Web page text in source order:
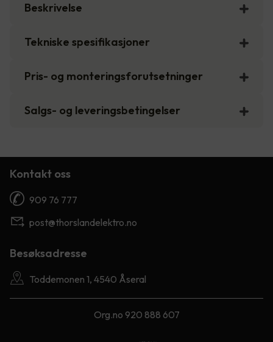
Beskrivelse
Tekniske spesifikasjoner
Pris- og monteringsforutsetninger
Salgs- og leveringsbetingelser
Kontakt oss
909 76 777
post@thorslandelektro.no
Besøksadresse
Toddemonen 1, 4540 Åseral
Org.no 920 888 607